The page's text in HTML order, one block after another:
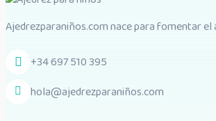
Ajedrezparaniños.com nace para fomentar
+34 697 510 395
hola@ajedrezparaniños.com